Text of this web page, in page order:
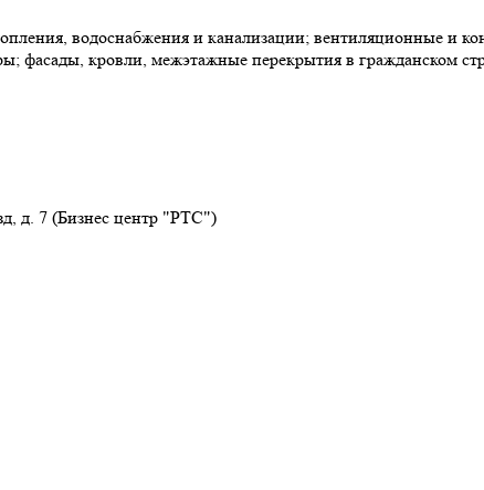
водоснабжения и канализации; вентиляционные и
фасады, кровли, межэтажные перекрытия в гражданском
д. 7 (Бизнес центр "РТС")